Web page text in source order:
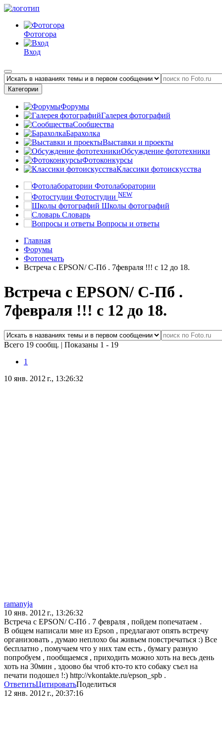
Фотогора
Вход
Категории
Форумы
Галерея фотографий
Сообщества
Барахолка
Выставки и проекты
Обсуждение фототехники
Фотоконкурсы
Классики фотоискусства
Фотолаборатории
Фотостудии NEW
Школы фотографий
Словарь
Вопросы и ответы
Главная
Форумы
Фотопечать
Встреча с EPSON/ C-Пб . 7февраля !!! с 12 до 18.
Встреча с EPSON/ C-Пб .
7февраля !!! с 12 до 18.
Всего 19 сообщ. | Показаны 1 - 19
1
10 янв. 2012 г., 13:26:32
ramanyja
10 янв. 2012 г., 13:26:32
Встреча с EPSON/ C-Пб . 7 февраля , пойдем попечатаем .
В общем написали мне из Epson , предлагают опять встречу
организовать , думаю неплохо бы живьем повстречаться :) Все
бесплатно , помучаем что у них там есть , бумагу разную
попробуем , пообщаемся , приходить можно хоть на весь день
хоть на 30мин , здоово бы чтоб кто-то кто собаку съел на
печати подошел !:) http://vkontakte.ru/epson_spb .
ОтветитьЦитироватьПоделиться
12 янв. 2012 г., 20:37:16